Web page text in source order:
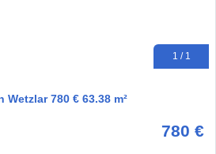
1 / 1
780 € 63.38 m²
780 €